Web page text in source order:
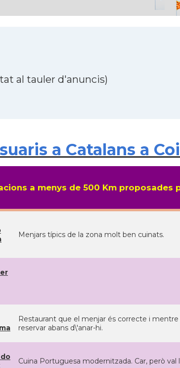
al tauler d'anuncis)
a Catalans a
a menys de 500 Km proposades
Menjars típics de la zona molt ben cuinats.
Restaurant que el menjar és correcte i
reservar abans d\'anar-hi.
Cuina Portuguesa modernitzada. Car, però val